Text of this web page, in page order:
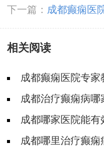
下一篇： 成都癫痫医
相关阅读
成都癫痫医院专
么选?成都治疗癫痫病哪
成都哪家医院能有
成都哪里治疗癫痫